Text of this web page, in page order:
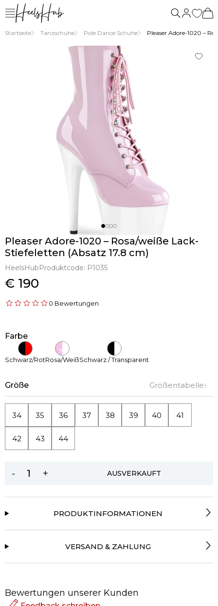
Startseite Tanzschuhe Pole Dance Schuhe Pleaser Adore-1020 –
Pleaser Adore-1020 – Rosa/weiße Lack-
Stiefeletten (Absatz 17.8 cm)
HeelsHubProduktcode: P1035
€ 190
0 Bewertungen
Farbe
Schwarz/RotRosa/WeißSchwarz / Transparent
Größe Größentabelle
34 35 36 37 38 39 40 41
42 43 44
- + AUSVERKAUFT
PRODUKTINFORMATIONEN
VERSAND & ZAHLUNG
Bewertungen unserer Kunden